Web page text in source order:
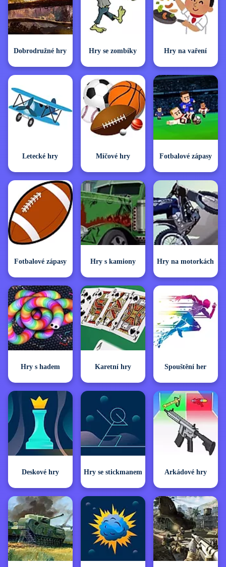
Dobrodružné hry Hry se zombíky Hry na vaření
Letecké hry Míčové hry Fotbalové zápasy
Fotbalové zápasy Hry s kamiony Hry na motorkách
Hry s hadem Karetní hry Spouštění her
Deskové hry Hry se stickmanem Arkádové hry